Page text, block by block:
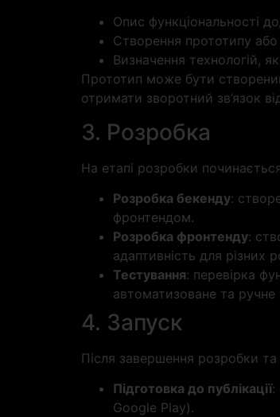
Опис функціональності
Створення прототипу
Визначення технологій,
Прототип може бути
отримати зворотний зв’язок
3. Розробка
На етапі розробки
Розробка бекенду:
фронтендом.
Розробка фронтенду:
адаптивність для різних
Тестування: перевірка
автоматизоване та ручне
4. Запуск
Після завершення розробки
Підготовка до публікації:
Google Play).